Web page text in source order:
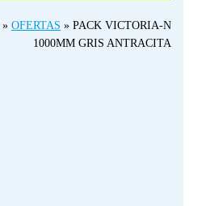
» OFERTAS » PACK VICTORIA-N
1000MM GRIS ANTRACITA